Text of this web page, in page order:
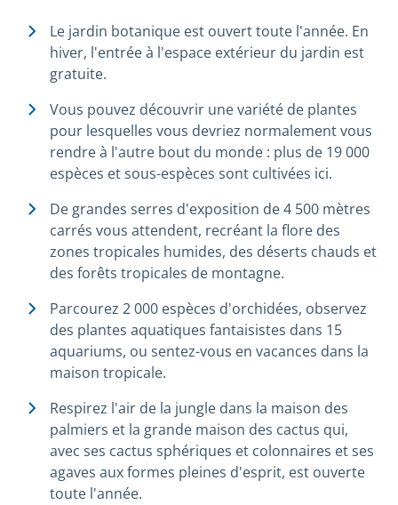
Le jardin botanique est ouvert toute l'année. En
hiver, l'entrée à l'espace extérieur du jardin est
gratuite.
Vous pouvez découvrir une variété de plantes
pour lesquelles vous devriez normalement vous
rendre à l'autre bout du monde : plus de 19 000
espèces et sous-espèces sont cultivées ici.
De grandes serres d'exposition de 4 500 mètres
carrés vous attendent, recréant la flore des
zones tropicales humides, des déserts chauds et
des forêts tropicales de montagne.
Parcourez 2 000 espèces d'orchidées, observez
des plantes aquatiques fantaisistes dans 15
aquariums, ou sentez-vous en vacances dans la
maison tropicale.
Respirez l'air de la jungle dans la maison des
palmiers et la grande maison des cactus qui,
avec ses cactus sphériques et colonnaires et ses
agaves aux formes pleines d'esprit, est ouverte
toute l'année.